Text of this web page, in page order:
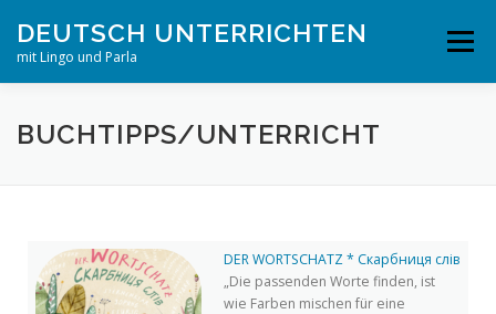
Inhalt
springen
DEUTSCH UNTERRICHTEN
mit Lingo und Parla
Menü
STARTSEITE PUBLIKATIONEN PROJEKTE
REPA
BUCHTIPPS/UNTERRICHT
DER WORTSCHATZ * Скарбниця слів
„Die passenden Worte finden, ist
wie Farben mischen für eine